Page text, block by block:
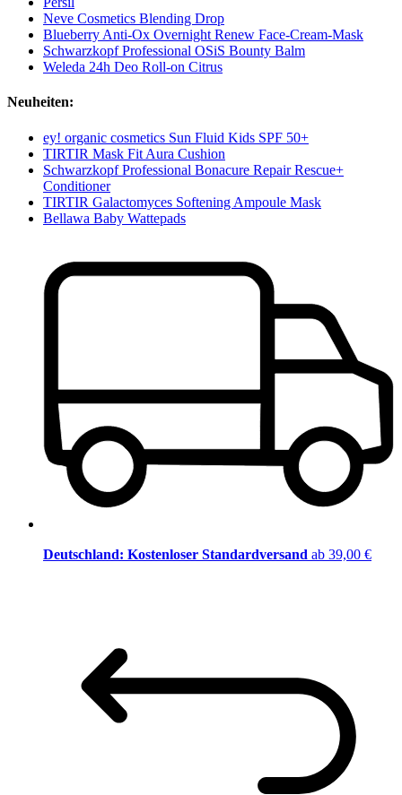
Neve Cosmetics Blending Drop
Blueberry Anti-Ox Overnight Renew Face-Cream-Mask
Schwarzkopf Professional OSiS Bounty Balm
Weleda 24h Deo Roll-on Citrus
Neuheiten:
ey! organic cosmetics Sun Fluid Kids SPF 50+
TIRTIR Mask Fit Aura Cushion
Schwarzkopf Professional Bonacure Repair Rescue+
Conditioner
TIRTIR Galactomyces Softening Ampoule Mask
Bellawa Baby Wattepads
Deutschland: Kostenloser Standardversand ab 39,00 €